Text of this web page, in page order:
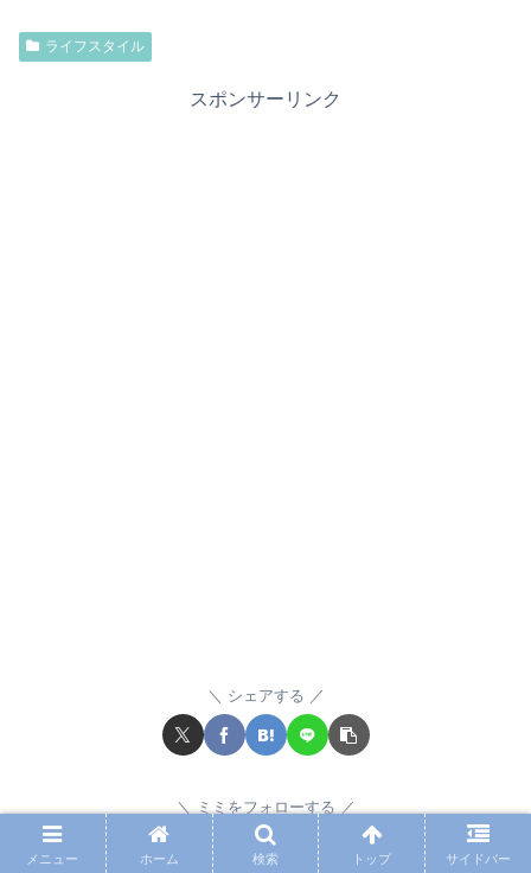
ライフスタイル
スポンサーリンク
シェアする
ミミをフォローする
メニュー ホーム 検索 トップ サイドバー